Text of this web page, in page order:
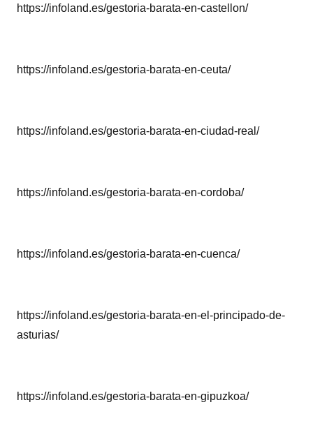
https://infoland.es/gestoria-barata-en-castellon/
https://infoland.es/gestoria-barata-en-ceuta/
https://infoland.es/gestoria-barata-en-ciudad-real/
https://infoland.es/gestoria-barata-en-cordoba/
https://infoland.es/gestoria-barata-en-cuenca/
https://infoland.es/gestoria-barata-en-el-principado-de-
asturias/
https://infoland.es/gestoria-barata-en-gipuzkoa/